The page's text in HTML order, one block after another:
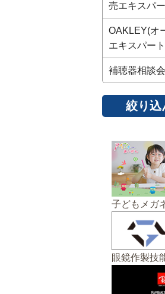
売エキスパ
OAKLEY(オ
エキスパー
補聴器相談会
子どもメガ
眼鏡作製技